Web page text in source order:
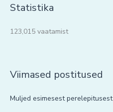
Statistika
123,015 vaatamist
Viimased postitused
Muljed esimesest perelepitusest